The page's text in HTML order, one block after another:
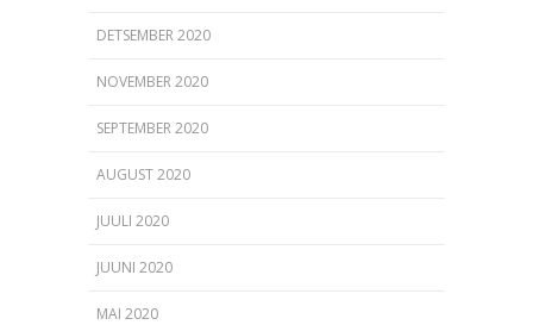
DETSEMBER 2020
NOVEMBER 2020
SEPTEMBER 2020
AUGUST 2020
JUULI 2020
JUUNI 2020
MAI 2020